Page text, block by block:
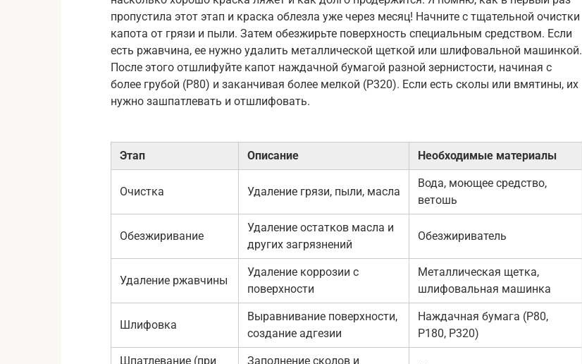
пропустила этот этап и краска облезла уже через месяц! Начните с тщательной очистки
капота от грязи и пыли. Затем обезжирьте поверхность специальным средством. Если
есть ржавчина, ее нужно удалить металлической щеткой или шлифовальной машинкой.
После этого отшлифуйте капот наждачной бумагой разной зернистости, начиная с
более грубой (P80) и заканчивая более мелкой (P320). Если есть сколы или вмятины, их
нужно зашпатлевать и отшлифовать.
Этап Описание Необходимые материалы
Очистка Удаление грязи, пыли, масла
Вода, моющее средство,
ветошь
Обезжиривание
Удаление остатков масла и
других загрязнений
Обезжириватель
Удаление ржавчины
Удаление коррозии с
поверхности
Металлическая щетка,
шлифовальная машинка
Шлифовка
Выравнивание поверхности,
создание адгезии
Наждачная бумага (P80,
P180, P320)
Шпатлевание (при
Заполнение сколов и